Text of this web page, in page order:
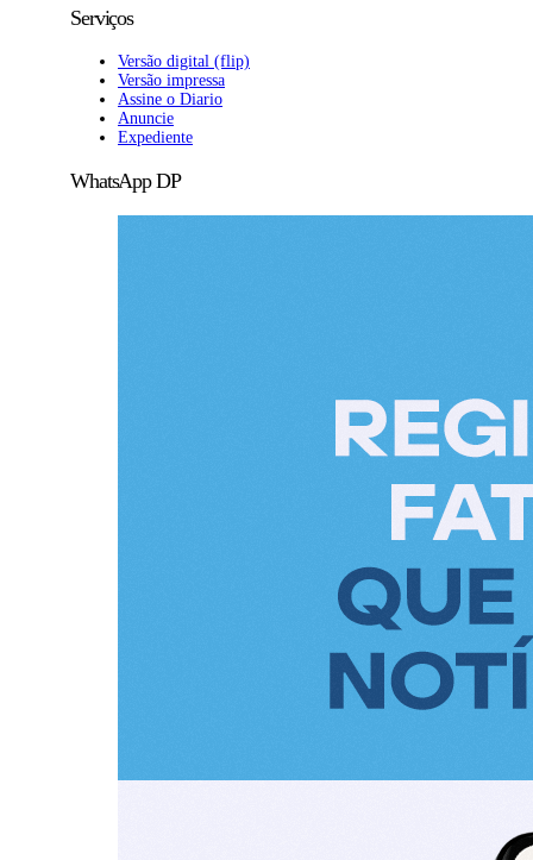
Serviços
Versão digital (flip)
Versão impressa
Assine o Diario
Anuncie
Expediente
WhatsApp DP